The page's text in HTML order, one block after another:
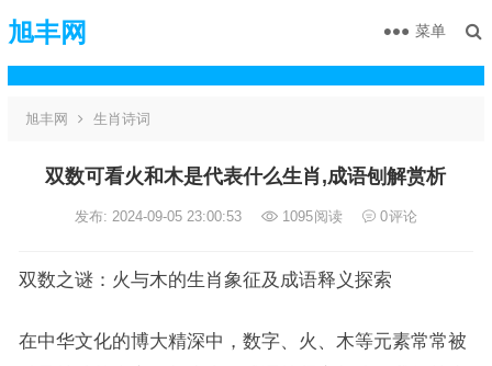
旭丰网 菜单
旭丰网 生肖诗词
双数可看火和木是代表什么生肖,成语刨解赏析
发布: 2024-09-05 23:00:53 1095阅读 0评论
双数之谜：火与木的生肖象征及成语释义探索
在中华文化的博大精深中，数字、火、木等元素常常被